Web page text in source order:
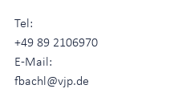
Tel:
+49 89 2106970
E-Mail:
fbachl@vjp.de